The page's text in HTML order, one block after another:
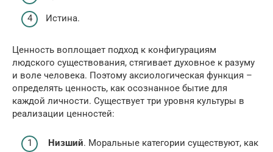
Истина.
Ценность воплощает подход к конфигурациям
людского существования, стягивает духовное к разуму
и воле человека. Поэтому аксиологическая функция –
определять ценность, как осознанное бытие для
каждой личности. Существует три уровня культуры в
реализации ценностей:
Низший. Моральные категории существуют, как